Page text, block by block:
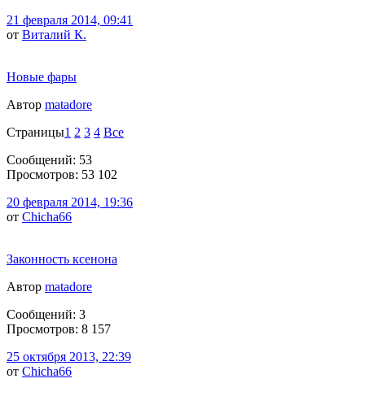
21 февраля 2014, 09:41
от Виталий К.
Новые фары
Автор matadore
Страницы1 2 3 4 Все
Сообщений: 53
Просмотров: 53 102
20 февраля 2014, 19:36
от Chicha66
Законность ксенона
Автор matadore
Сообщений: 3
Просмотров: 8 157
25 октября 2013, 22:39
от Chicha66